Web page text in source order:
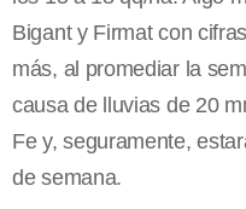
Bigant y Firmat con
más, al promediar la
causa de lluvias de 20
Fe y, seguramente,
de semana.